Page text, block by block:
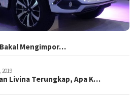
Mengimpor…
2019
Livina Terungkap, Apa K…